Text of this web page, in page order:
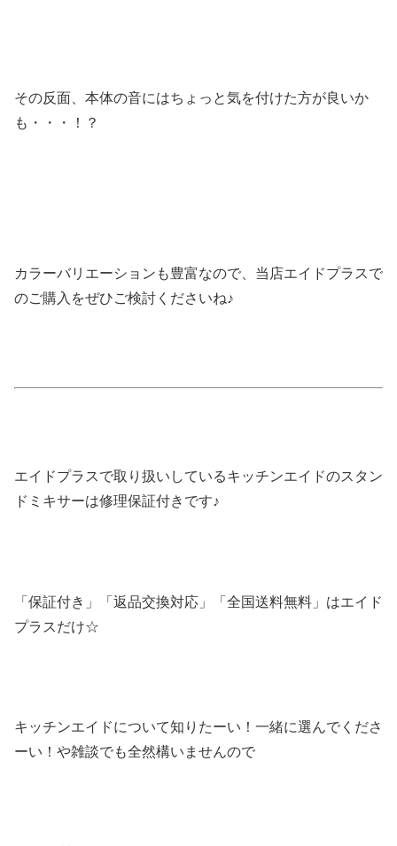
その反面、本体の音にはちょっと気を付けた方が良いか
も・・・！？
カラーバリエーションも豊富なので、当店エイドプラスで
のご購入をぜひご検討くださいね♪
エイドプラスで取り扱いしているキッチンエイドのスタン
ドミキサーは修理保証付きです♪
「保証付き」「返品交換対応」「全国送料無料」はエイド
プラスだけ☆
キッチンエイドについて知りたーい！一緒に選んでくださ
ーい！や雑談でも全然構いませんので